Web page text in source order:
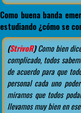
Como buena banda
estudiando ¿cómo se
(StrivoR)Como bien
complicado, todos
de acuerdo para que
personal cada uno
miramos que todos
llevamos muy bien en